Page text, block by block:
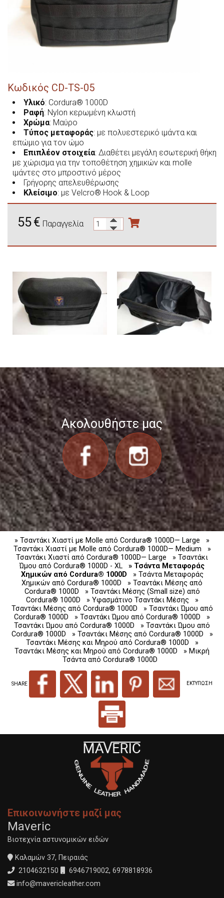
Κεντητά Σήματα Ομάδων Αίματος με Velcro®
Θήκες Μηρού
Θήκες Μασχάλης
Ζώνες
Αξεσουάρ
Θήκες Αστραγάλου
Θήκες Custom Made
Θήκες Χειροπέδων
Θήκες Αστραγάλου
Θήκες Μασχάλης
Θήκες Bikini
Αξεσουάρ
Western
Ζώνες
Θήκες Στρατιωτικού Τύπου
Θήκες Custom Made
Θήκες Φυσιγγίων
Αορτήρες Κυνηγετικών Όπλων
Οδηγίες Ασφαλείας για τα Πυροβόλα Όπλα
Τρόποι Πληρωμής και Αποστολής
Βρείτε μας Εδώ
ΠΡΟΣΦΟΡΈΣ
Κωδικός CD-TS-05
Υλικό: Cordura® 1000D
Ραφή: Nylon κερωμένη κλωστή
Χρώμα: Μαύρο
Τύπος μεταφοράς: με πολυεστερικό ιμάντα και
επώμιο για τον ώμο
Επιπλέον στοιχεία: Διαθέτει μεγάλη εσωτερική θήκη
με χώρισμα για την τοποθέτηση χημικών και molle
ιμάντες στο μπροστινό μέρος
Γρήγορης απελευθέρωσης
Κλείσιμο: με Velcro® Hook & Loop
55€ Παραγγελία
Ακολουθήστε μας
» Τσαντάκι Χιαστί με Molle από Cordura® 1000D— Large
»
Τσαντάκι Χιαστί με Molle από Cordura® 1000D— Medium
»
Τσαντάκι Χιαστί από Cordura® 1000D— Large
» Τσαντάκι
Ώμου από Cordura® 1000D - XL
» Τσάντα Μεταφοράς
Χημικών από Cordura® 1000D
» Τσάντα Μεταφοράς
Χημικών από Cordura® 1000D
» Τσαντάκι Μέσης από
Cordura® 1000D
» Τσαντάκι Μέσης (Small size) από
Cordura® 1000D
» Υφασμάτινο Τσαντάκι Μέσης
»
Τσαντάκι Μέσης από Cordura® 1000D
» Τσαντάκι Ώμου από
Cordura® 1000D
» Τσαντάκι Ώμου από Cordura® 1000D
»
Τσαντάκι Ώμου από Cordura® 1000D
» Τσαντάκι Ώμου από
Cordura® 1000D
» Τσαντάκι Μέσης από Cordura® 1000D
»
Τσαντάκι Μέσης και Μηρού από Cordura® 1000D
»
Τσαντάκι Μέσης και Μηρού από Cordura® 1000D
» Μικρή
Τσάντα από Cordura® 1000D
SHARE ΕΚΤΥΠΩΣΗ
Επικοινωνήστε μαζί μας
Maveric
Βιοτεχνία αστυνομικών ειδών
Καλαμών 37, Πειραιάς
2104632150
6946719002, 6978818936
info@mavericleather.com